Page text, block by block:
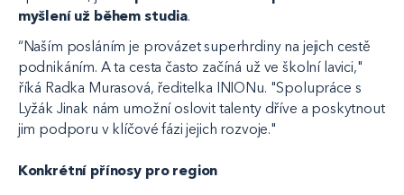
myšlení už během studia.
“Naším posláním je provázet superhrdiny na jejich cestě
podnikáním. A ta cesta často začíná už ve školní lavici,"
říká Radka Murasová, ředitelka INIONu. "Spolupráce s
Lyžák Jinak nám umožní oslovit talenty dříve a poskytnout
jim podporu v klíčové fázi jejich rozvoje."
Konkrétní přínosy pro region